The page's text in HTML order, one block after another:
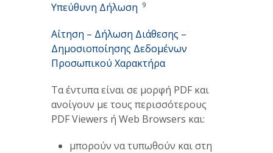
Υπεύθυνη Δήλωση
9
Αίτηση – Δήλωση Διάθεσης –
Δημοσιοποίησης Δεδομένων
Προσωπικού Χαρακτήρα
Τα έντυπα είναι σε μορφή PDF και
ανοίγουν με τους περισσότερους
PDF Viewers ή Web Browsers και:
μπορούν να τυπωθούν και στη